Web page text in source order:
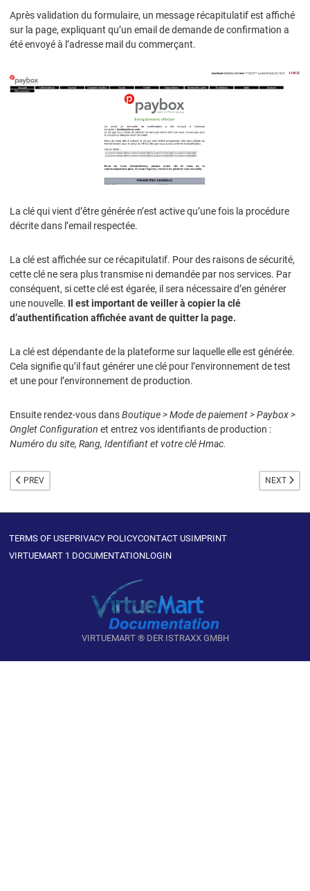
Après validation du formulaire, un message récapitulatif est affiché
sur la page, expliquant qu’un email de demande de confirmation a
été envoyé à l’adresse mail du commerçant.
La clé qui vient d’être générée n’est active qu’une fois la procédure
décrite dans l’email respectée.
La clé est affichée sur ce récapitulatif. Pour des raisons de sécurité,
cette clé ne sera plus transmise ni demandée par nos services. Par
conséquent, si cette clé est égarée, il sera nécessaire d’en générer
une nouvelle. Il est important de veiller à copier la clé
d’authentification affichée avant de quitter la page.
La clé est dépendante de la plateforme sur laquelle elle est générée.
Cela signifie qu’il faut générer une clé pour l’environnement de test
et une pour l’environnement de production.
Ensuite rendez-vous dansBoutique > Mode de paiement > Paybox >
Onglet Configuration et entrez vos identifiants de production :
Numéro du site, Rang, Identifiant et votre clé Hmac.
PREVIOUS ARTICLE: PAY WITH AMAZON
PREV NEXT
NEXT
TERMS OF USEPRIVACY POLICYCONTACT USIMPRINT
VIRTUEMART 1 DOCUMENTATIONLOGIN
VIRTUEMART ® DER ISTRAXX GMBH